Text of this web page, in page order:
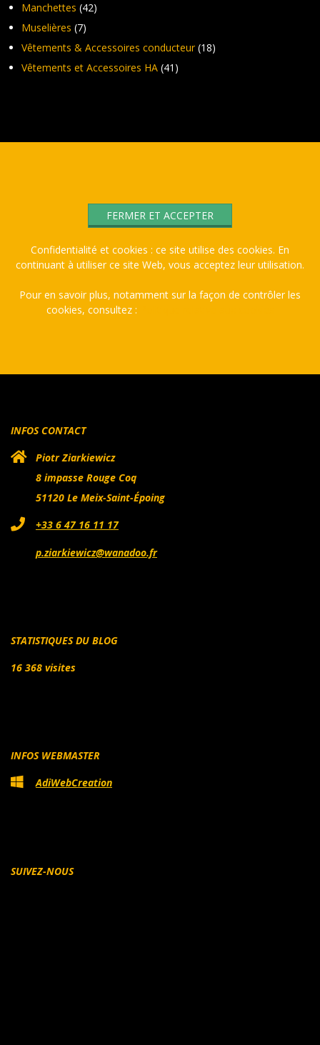
Manchettes (42)
Muselières (7)
Vêtements & Accessoires conducteur (18)
Vêtements et Accessoires HA (41)
Confidentialité et cookies : ce site utilise des cookies. En
continuant à utiliser ce site Web, vous acceptez leur utilisation.
Pour en savoir plus, notamment sur la façon de contrôler les
cookies, consultez :
INFOS CONTACT
Piotr Ziarkiewicz
8 impasse Rouge Coq
51120 Le Meix-Saint-Époing
+33 6 47 16 11 17
p.ziarkiewicz@wanadoo.fr
STATISTIQUES DU BLOG
16 368 visites
INFOS WEBMASTER
AdiWebCreation
SUIVEZ-NOUS